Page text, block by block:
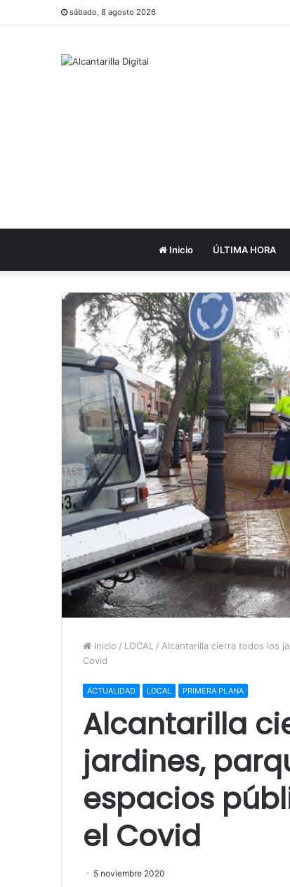
sábado, 8 agosto 2026
Inicio ÚLTIMA HORA
Inicio / LOCAL / Alcantarilla cierra todos los
Covid
ACTUALIDAD LOCAL PRIMERA PLANA
Alcantarilla
jardines,
espacios
el Covid
5 noviembre 2020